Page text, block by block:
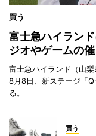
買う
富士急ハイラン
ジオやゲームの
富士急ハイランド（山
8月8日、新ステージ「
る。
買う